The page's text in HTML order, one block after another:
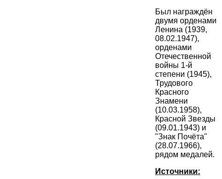
Был награждён
двумя орденами
Ленина (1939,
08.02.1947),
орденами
Отечественной
войны 1-й
степени (1945),
Трудового
Красного
Знамени
(10.03.1958),
Красной Звезды
(09.01.1943) и
"Знак Почёта"
(28.07.1966),
рядом медалей.
Источники: